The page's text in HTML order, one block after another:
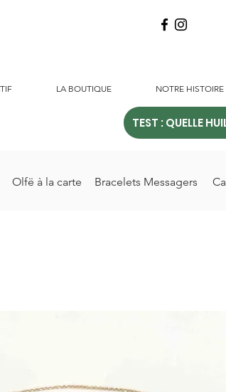
LA BOUTIQUE NOTRE HISTOIRE
TEST : QUELLE
Olfë à la carte Bracelets Messagers